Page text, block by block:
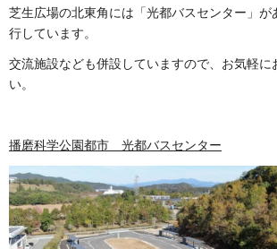
芝生広場の北東角には「光都バスセンター」が
行しています。
交流施設なども併設していますので、お気軽に
い。
播磨科学公園都市 光都バスセンター